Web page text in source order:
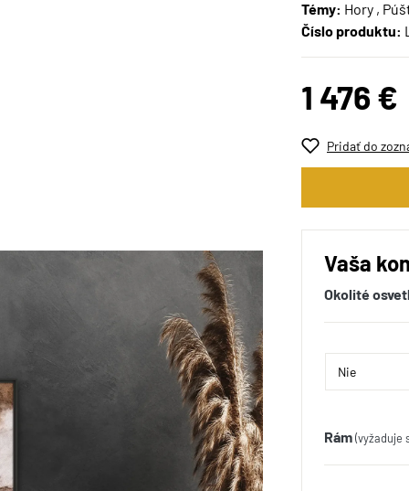
Témy: Hory ,
Číslo produktu:
1 476 €
Pridať do
Vaša
Okolité
Rám(vyžaduje